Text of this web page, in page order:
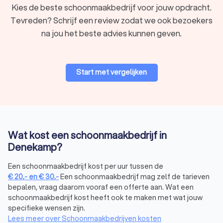
Intensieve reiniging en ontsmetting van sanitair
Afnemen van houtwerk zoals plinten, kozijnen en deuren
Intensieve aanpak van aanslag of/en schimmel
hele woning of pand, of een specifieke ruimte, grondig onder
handen. Spreek van tevoren af welke werkzaamheden het
Zoek je een glazenwasser in Denekamp om je ramen weer te
laten glanzen? Een professionele glazenwasser zorgt ervoor
dat je ramen streeploos schoon worden, zowel aan de
binnen- als de buitenkant. Of het nu gaat om een eenmalige
schoonmaak of periodiek onderhoud, een ervaren
glazenwasser zorgt dat je altijd kunt genieten van een helder
uitzicht. Laat je ramen professioneel reinigen door een
betrouwbare glazenwasser uit Denekamp en geef je woning
of pand een frisse, verzorgde uitstraling.
Kies de beste schoonmaakbedrijf voor jouw opdracht.
Tevreden? Schrijf een review zodat we ook bezoekers
na jou het beste advies kunnen geven.
Start met vergelijken
Wat kost een schoonmaakbedrijf in
Denekamp?
Een schoonmaakbedrijf kost per uur tussen de
€20,- en€30,-Een schoonmaakbedrijf mag zelf de tarieven
bepalen, vraag daarom vooraf een offerte aan. Wat een
schoonmaakbedrijf kost heeft ook te maken met wat jouw
specifieke wensen zijn.
Lees meer over Schoonmaakbedrijven kosten